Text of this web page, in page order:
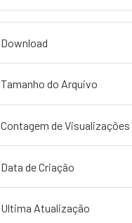
Download
Tamanho do Arquivo
Contagem de Visualizações
Data de Criação
Ultima Atualização